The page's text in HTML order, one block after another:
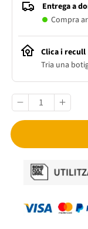
Entrega a
Compra
Clica i recull
Tria una